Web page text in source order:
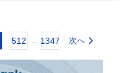
512 ... 1347 次へ